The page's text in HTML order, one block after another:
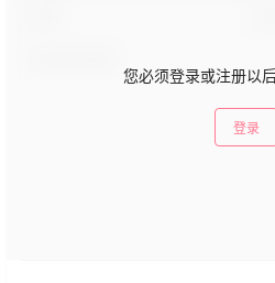
您必须登录或注册以
登录